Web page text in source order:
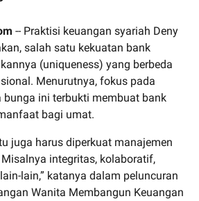
-- Praktisi keuangan syariah Deny
salah satu kekuatan bank
(uniqueness) yang berbeda
Menurutnya, fokus pada
bunga ini terbukti membuat bank
bagi umat.
juga harus diperkuat manajemen
integritas, kolaboratif,
lain,” katanya dalam peluncuran
Wanita Membangun Keuangan